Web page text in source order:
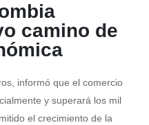
camino de
informó que el comercio
y superará los mil
el crecimiento de la